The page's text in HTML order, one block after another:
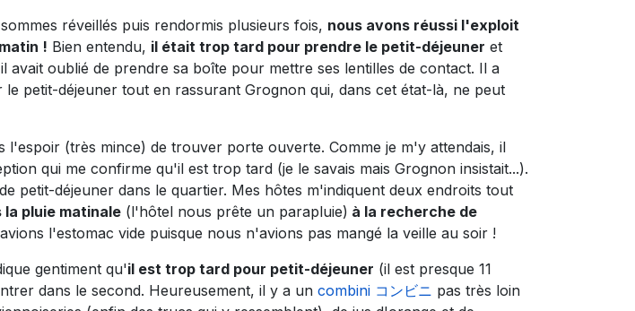
réveillés puis rendormis plusieurs fois, nous avons réussi l'exploit
! Bien entendu, il était trop tard pour prendre le petit-déjeuner et
avait oublié de prendre sa boîte pour mettre ses lentilles de contact. Il a
petit-déjeuner tout en rassurant Grognon qui, dans cet état-là, ne peut
l'espoir (très mince) de trouver porte ouverte. Comme je m'y attendais, il
qui me confirme qu'il est trop tard (je le savais mais Grognon insistait...).
petit-déjeuner dans le quartier. Mes hôtes m'indiquent deux endroits tout
pluie matinale (l'hôtel nous prête un parapluie) à la recherche de
l'estomac vide puisque nous n'avions pas mangé la veille au soir !
gentiment qu'il est trop tard pour petit-déjeuner (il est presque 11
dans le second. Heureusement, il y a un combini コンビニ pas très loin